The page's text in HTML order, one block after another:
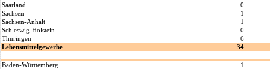
Saarland
0
Sachsen
1
Sachsen-Anhalt
1
Schleswig-Holstein
0
Thüringen
6
Lebensmittelgewerbe
34
Baden-Württemberg
1